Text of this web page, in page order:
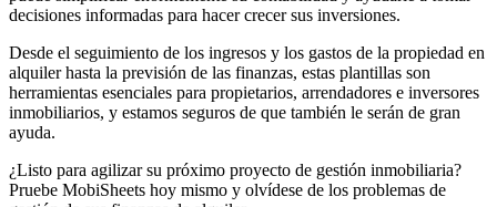
decisiones informadas para hacer crecer sus inversiones.
Desde el seguimiento de los ingresos y los gastos de la propiedad en
alquiler hasta la previsión de las finanzas, estas plantillas son
herramientas esenciales para propietarios, arrendadores e inversores
inmobiliarios, y estamos seguros de que también le serán de gran
ayuda.
¿Listo para agilizar su próximo proyecto de gestión inmobiliaria?
Pruebe MobiSheets hoy mismo y olvídese de los problemas de